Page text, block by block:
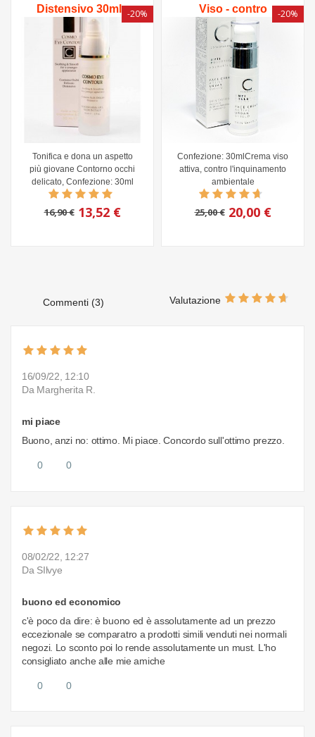
Distensivo 30ml
Tonifica e dona un aspetto
più giovane Contorno occhi
delicato, Confezione: 30ml
16,90 €
-20%
13,52 €
Viso - contro
l'inquinamento
Confezione: 30mlCrema viso
attiva, contro l'inquinamento
ambientale
25,00 €
-20%
20,00 €
Commenti (3) Valutazione
16/09/22, 12:10
Da Margherita R.
mi piace
Buono, anzi no: ottimo. Mi piace. Concordo sull'ottimo prezzo.
0 0
08/02/22, 12:27
Da SIlvye
buono ed economico
c'è poco da dire: è buono ed è assolutamente ad un prezzo
eccezionale se comparatro a prodotti simili venduti nei normali
negozi. Lo sconto poi lo rende assolutamente un must. L'ho
consigliato anche alle mie amiche
0 0